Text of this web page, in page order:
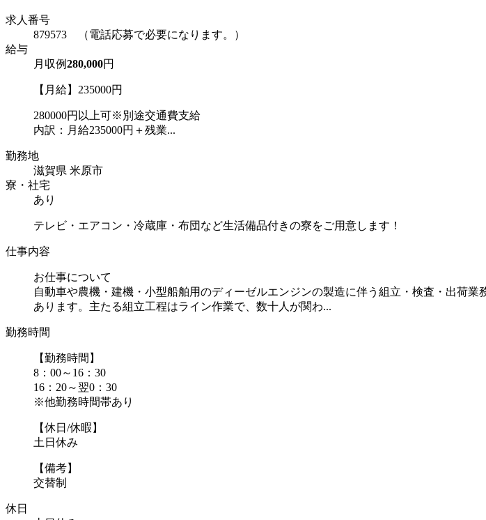
求人番号
879573 （電話応募で必要になります。）
給与
月収例280,000円
【月給】235000円
280000円以上可※別途交通費支給
内訳：月給235000円＋残業...
勤務地
滋賀県 米原市
寮・社宅
あり
テレビ・エアコン・冷蔵庫・布団など生活備品付きの寮をご用意します！
仕事内容
お仕事について
自動車や農機・建機・小型船舶用のディーゼルエンジンの製造に伴う組立・検査・出荷
あります。主たる組立工程はライン作業で、数十人が関わ...
勤務時間
【勤務時間】
8：00～16：30
16：20～翌0：30
※他勤務時間帯あり
【休日/休暇】
土日休み
【備考】
交替制
休日